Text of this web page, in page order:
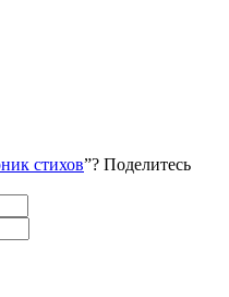
стихов”? Поделитесь